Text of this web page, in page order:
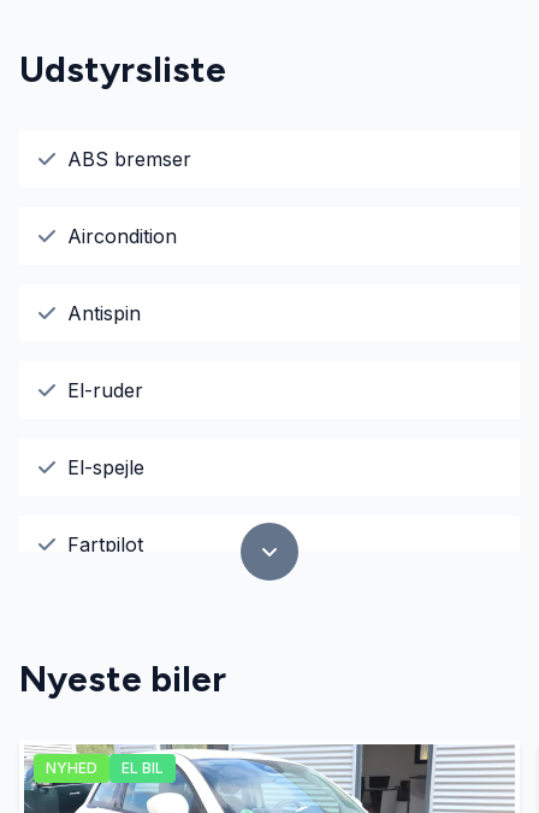
Udstyrsliste
ABS bremser
Aircondition
Antispin
El-ruder
El-spejle
Fartpilot
Isofix
Kørecomputer
Nyeste biler
NYHED EL BIL